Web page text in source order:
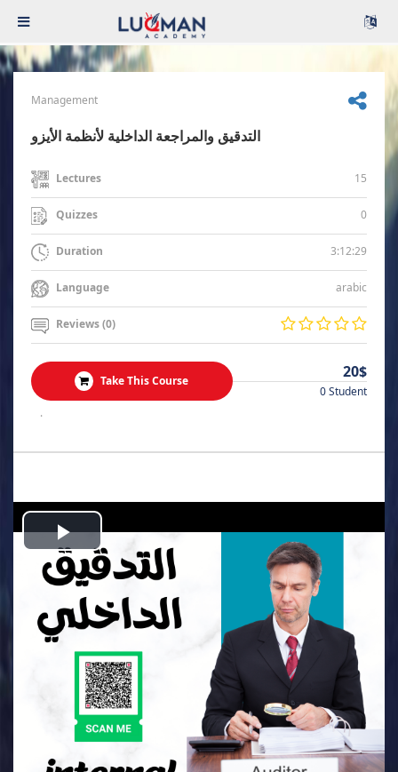
Management
التدقيق والمراجعة الداخلية لأنظمة الأيزو
Lectures 15
Quizzes 0
Duration 3:12:29
Language arabic
Reviews (0)
Take This Course 20$
0 Student
.
Play
Video